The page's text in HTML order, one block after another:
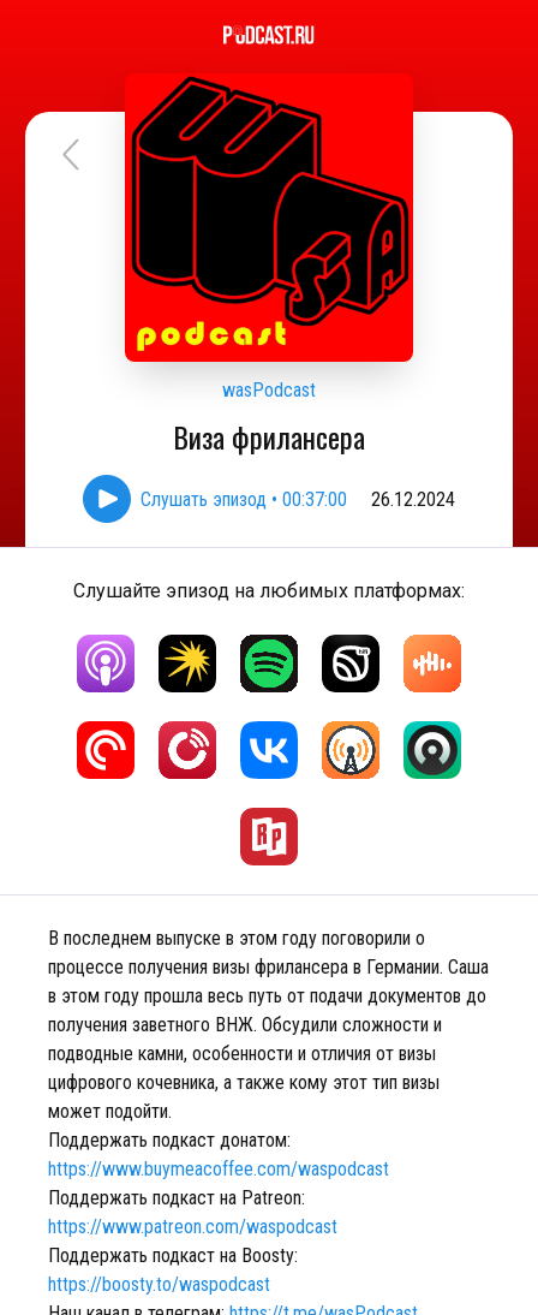
wasPodcast
Виза фрилансера
Слушать эпизод • 00:37:00 26.12.2024
Слушайте эпизод на любимых платформах:
В последнем выпуске в этом году поговорили о
процессе получения визы фрилансера в Германии. Саша
в этом году прошла весь путь от подачи документов до
получения заветного ВНЖ. Обсудили сложности и
подводные камни, особенности и отличия от визы
цифрового кочевника, а также кому этот тип визы
может подойти.
Поддержать подкаст донатом:
https://www.buymeacoffee.com/waspodcast
Поддержать подкаст на Patreon:
https://www.patreon.com/waspodcast
Поддержать подкаст на Boosty:
https://boosty.to/waspodcast